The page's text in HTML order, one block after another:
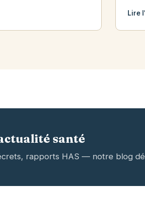
Lire
santé
rapports HAS — notre blog